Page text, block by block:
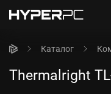
Каталог
Thermalright